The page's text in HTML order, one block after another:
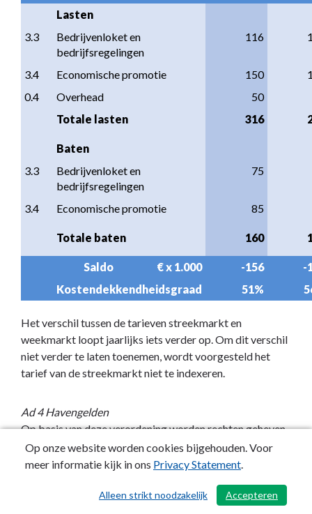
Lasten
3.3
Bedrijvenloket en
bedrijfsregelingen
116
3.4 Economische promotie 150
0.4
Overhead
50
Totale lasten
316
Baten
3.3
Bedrijvenloket en
bedrijfsregelingen
75
3.4 Economische promotie 85
Totale baten 160
Saldo                     € x 1.000 -156
-
Kostendekkendheidsgraad
51%
Het verschil tussen de tarieven streekmarkt en
weekmarkt loopt jaarlijks iets verder op. Om dit verschil
niet verder te laten toenemen, wordt voorgesteld het
tarief van de streekmarkt niet te indexeren.
Ad 4 Havengelden
Op basis van deze verordening worden rechten geheven
voor het innemen van een ligplaats met een vaartuig in
(een deel van) het openbaar vaarwater van de gemeente
Door de renovatie van de oevers in de Singel en het
/ 454
Op onze website worden cookies bijgehouden. Voor
meer informatie kijk in ons Privacy Statement.
Accepteren
Alleen strikt noodzakelijk